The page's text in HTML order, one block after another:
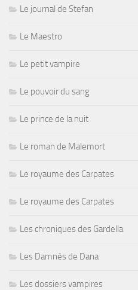
Le journal de Stefan
Le Maestro
Le petit vampire
Le pouvoir du sang
Le prince de la nuit
Le roman de Malemort
Le royaume des Carpates
Le royaume des Carpates
Les chroniques des Gardella
Les Damnés de Dana
Les dossiers vampires